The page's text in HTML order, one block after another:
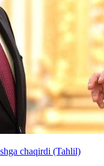
chaqirdi (Tahlil)